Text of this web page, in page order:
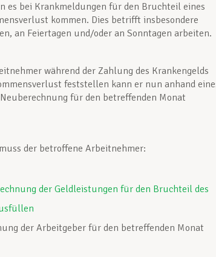
es bei Krankmeldungen für den Bruchteil eines
kommen. Dies betrifft insbesondere
an Feiertagen und/oder an Sonntagen arbeiten.
während der Zahlung des Krankengelds
feststellen kann er nun anhand
für den betreffenden Monat
der betroffene Arbeitnehmer:
der Geldleistungen für den Bruchteil des
der Arbeitgeber für den betreffenden Monat